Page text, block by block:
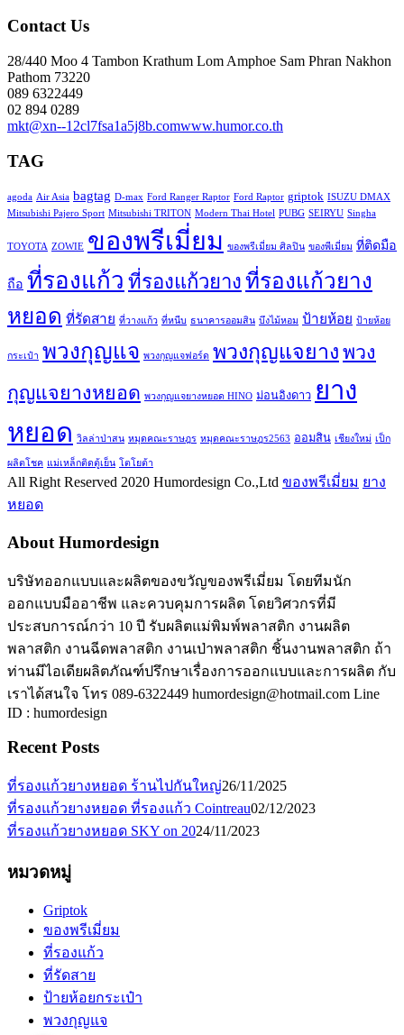
Contact Us
28/440 Moo 4 Tambon Krathum Lom Amphoe Sam Phran Nakhon
Pathom 73220
089 6322449
02 894 0289
mkt@xn--12cl7fsa1a5j8b.comwww.humor.co.th
TAG
agoda Air Asia bagtag D-max Ford Ranger Raptor Ford Raptor griptok ISUZU DMAX
Mitsubishi Pajero Sport Mitsubishi TRITON Modern Thai Hotel PUBG SEIRYU Singha
TOYOTA ZOWIE ของพรีเมี่ยม ของพรีเมี่ยม ศิลปิน ของพีเมี่ยม ที่ติดมือ
ถือ ที่รองแก้ว ที่รองแก้วยาง ที่รองแก้วยาง
หยอด ที่รัดสาย ที่วางแก้ว ที่หนีบ ธนาคารออมสิน บึงไม้หอม ป้ายห้อย ป้ายห้อย
กระเป๋า พวงกุญแจ พวงกุญแจฟอร์ด พวงกุญแจยาง พวง
กุญแจยางหยอด พวงกุญแจยางหยอด HINO ม่อนอิงดาว ยาง
หยอด วิลล่าป่าสน หมุดคณะราษฎร หมุดคณะราษฎร2563 ออมสิน เชียงใหม่ เป็ก
ผลิตโชค แม่เหล็กติดตู้เย็น โตโยต้า
All Right Reserved 2020 Humordesign Co.,Ltd ของพรีเมี่ยม ยาง
หยอด
About Humordesign
บริษัทออกแบบและผลิตของขวัญของพรีเมี่ยม โดยทีมนัก
ออกแบบมืออาชีพ และควบคุมการผลิต โดยวิศวกรที่มี
ประสบการณ์กว่า 10 ปี รับผลิตแม่พิมพ์พลาสติก งานผลิต
พลาสติก งานฉีดพลาสติก งานเป่าพลาสติก ชิ้นงานพลาสติก ถ้า
ท่านมีไอเดียผลิตภัณฑ์ปรึกษาเรื่องการออกแบบและการผลิต กับ
เราได้สนใจ โทร 089-6322449 humordesign@hotmail.com Line
ID : humordesign
Recent Posts
ที่รองแก้วยางหยอด ร้านไปกันใหญ่26/11/2025
ที่รองแก้วยางหยอด ที่รองแก้ว Cointreau02/12/2023
ที่รองแก้วยางหยอด SKY on 2024/11/2023
หมวดหมู่
Griptok
ของพรีเมี่ยม
ที่รองแก้ว
ที่รัดสาย
ป้ายห้อยกระเป๋า
พวงกุญแจ